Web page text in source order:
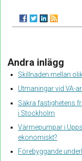
Andra inlägg
Skillnaden mellan
Utmaningar vid VA-
Säkra fastighetens
i Stockholm
Värmepumpar i
ekonomiskt?
Förebyggande